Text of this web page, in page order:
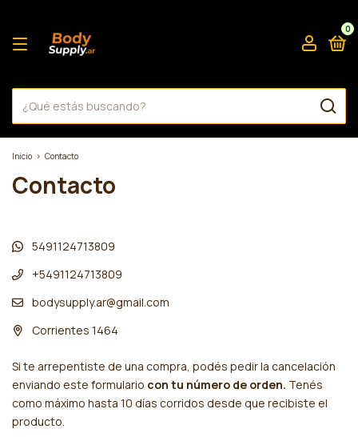
0
Inicio > Contacto
Contacto
5491124713809
+5491124713809
bodysupply.ar@gmail.com
Corrientes 1464
Si te arrepentiste de una compra, podés pedir la cancelación
enviando este formulario con tu número de orden. Tenés
como máximo hasta 10 días corridos desde que recibiste el
producto.